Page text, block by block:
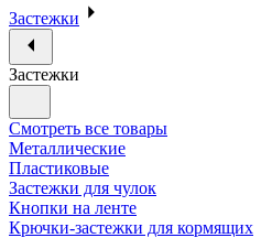
Застежки
Застежки
Смотреть все товары
Металлические
Пластиковые
Застежки для чулок
Кнопки на ленте
Крючки-застежки для кормящих